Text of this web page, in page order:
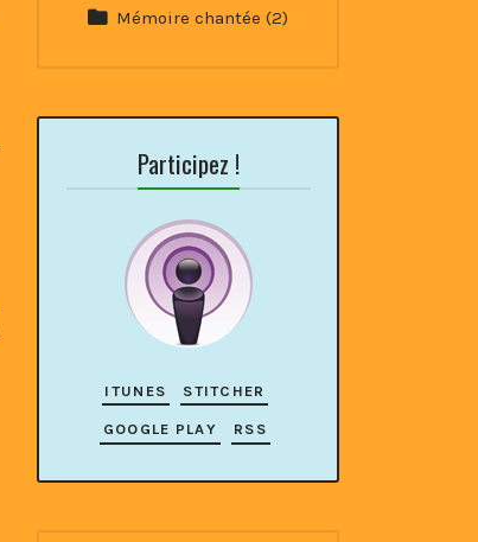
Mémoire chantée (2)
Participez !
ITUNES STITCHER
GOOGLE PLAY RSS